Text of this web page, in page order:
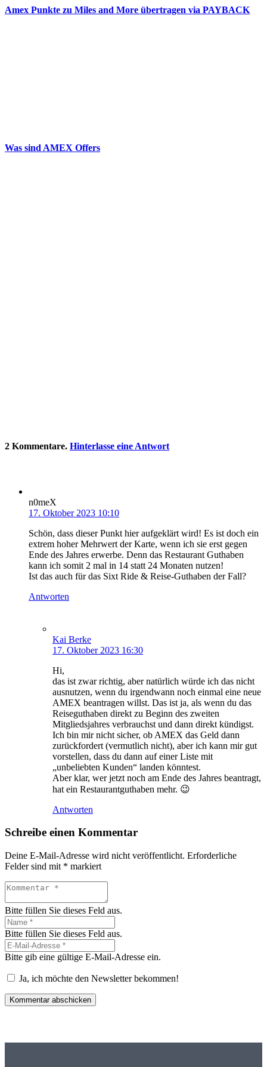
Amex Punkte zu Miles and More übertragen via PAYBACK
Was sind AMEX Offers
2 Kommentare. Hinterlasse eine Antwort
n0meX
17. Oktober 2023 10:10
Schön, dass dieser Punkt hier aufgeklärt wird! Es ist doch ein
extrem hoher Mehrwert der Karte, wenn ich sie erst gegen
Ende des Jahres erwerbe. Denn das Restaurant Guthaben
kann ich somit 2 mal in 14 statt 24 Monaten nutzen!
Ist das auch für das Sixt Ride & Reise-Guthaben der Fall?
Antworten
Kai Berke
17. Oktober 2023 16:30
Hi,
das ist zwar richtig, aber natürlich würde ich das nicht
ausnutzen, wenn du irgendwann noch einmal eine neue
AMEX beantragen willst. Das ist ja, als wenn du das
Reiseguthaben direkt zu Beginn des zweiten
Mitgliedsjahres verbrauchst und dann direkt kündigst.
Ich bin mir nicht sicher, ob AMEX das Geld dann
zurückfordert (vermutlich nicht), aber ich kann mir gut
vorstellen, dass du dann auf einer Liste mit
„unbeliebten Kunden“ landen könntest.
Aber klar, wer jetzt noch am Ende des Jahres beantragt,
hat ein Restaurantguthaben mehr. 😉
Antworten
Schreibe einen Kommentar
Deine E-Mail-Adresse wird nicht veröffentlicht. Erforderliche
Felder sind mit * markiert
Bitte füllen Sie dieses Feld aus.
Bitte füllen Sie dieses Feld aus.
Bitte gib eine gültige E-Mail-Adresse ein.
Ja, ich möchte den Newsletter bekommen!
Kommentar abschicken